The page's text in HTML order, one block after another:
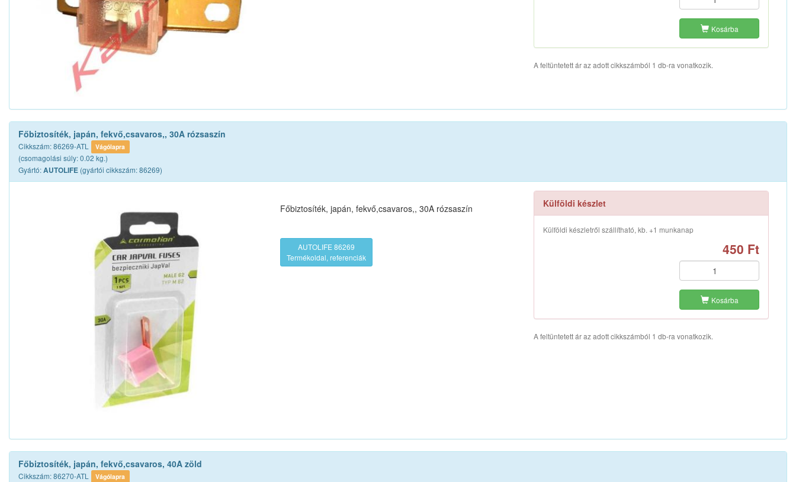
Kosárba
A feltüntetett ár az adott cikkszámból 1 db-ra vonatkozik.
Főbiztosíték, japán, fekvő,csavaros,, 30A rózsaszín
Cikkszám: 86269-ATL Vágólapra
(csomagolási súly: 0.02 kg.)
Gyártó:AUTOLIFE (gyártói cikkszám: 86269)
Főbiztosíték, japán, fekvő,csavaros,, 30A rózsaszín
AUTOLIFE 86269
Termékoldal, referenciák
Külföldi készlet
Külföldi készletről szállítható, kb. +1 munkanap
450 Ft
Kosárba
A feltüntetett ár az adott cikkszámból 1 db-ra vonatkozik.
Főbiztosíték, japán, fekvő,csavaros, 40A zöld
Cikkszám: 86270-ATL Vágólapra